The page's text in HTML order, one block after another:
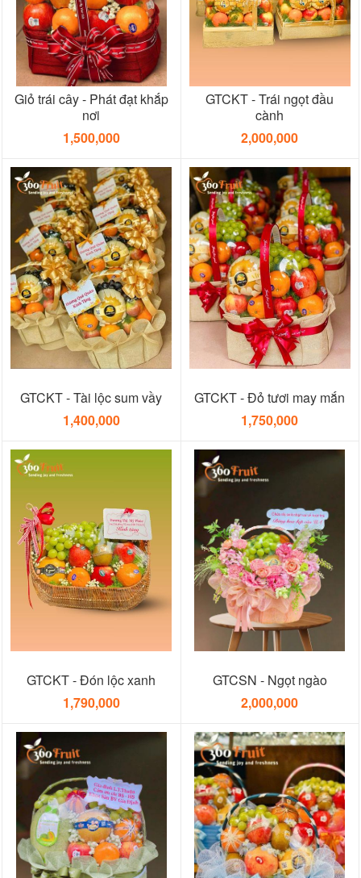
Giỏ trái cây - Phát đạt khắp
nơi
1,500,000
GTCKT - Trái ngọt đầu
cành
2,000,000
GTCKT - Tài lộc sum vầy
1,400,000
GTCKT - Đỏ tươi may mắn
1,750,000
GTCKT - Đón lộc xanh
1,790,000
GTCSN - Ngọt ngào
2,000,000